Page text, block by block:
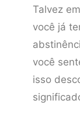
Talvez
você já
você
isso